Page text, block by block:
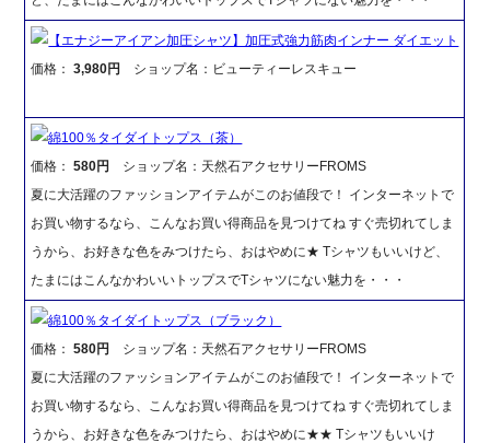
【エナジーアイアン加圧シャツ】加圧式強力筋肉インナー ダイエット
価格：3,980円 ショップ名：ビューティーレスキュー
綿100％タイダイトップス（茶）
価格：580円
ショップ名：天然石アクセサリーFROMS
夏に大活躍のファッションアイテムがこのお値段で！ インターネットで
お買い物するなら、こんなお買い得商品を見つけてね すぐ売切れてしま
うから、お好きな色をみつけたら、おはやめに★ Tシャツもいいけど、
たまにはこんなかわいいトップスでTシャツにない魅力を・・・
綿100％タイダイトップス（ブラック）
価格：580円
ショップ名：天然石アクセサリーFROMS
夏に大活躍のファッションアイテムがこのお値段で！ インターネットで
お買い物するなら、こんなお買い得商品を見つけてね すぐ売切れてしま
うから、お好きな色をみつけたら、おはやめに★★ Tシャツもいいけ